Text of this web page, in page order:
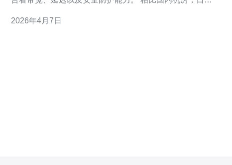
表面看单价可能偏高，但如果你的业务需要稳定的对日或
2026年4月7日